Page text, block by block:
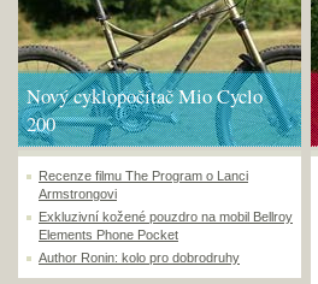
Nový cyklopočítač Mio Cyclo
200
Recenze filmu The Program o Lanci
Armstrongovi
Exkluzivní kožené pouzdro na mobil Bellroy
Elements Phone Pocket
Author Ronin: kolo pro dobrodruhy